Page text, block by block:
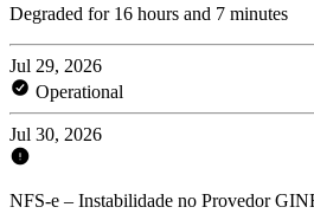
Degraded for 16 hours and 7 minutes
Jul 29, 2026
Operational
Jul 30, 2026
NFS-e – Instabilidade no Provedor